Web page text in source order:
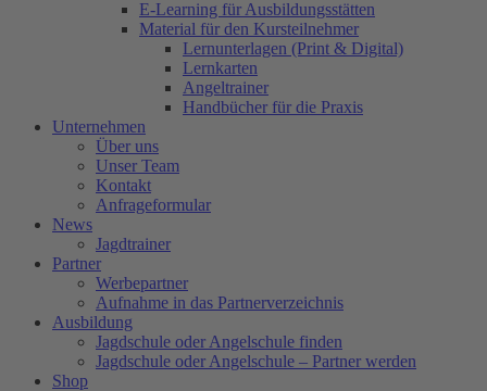
E-Learning für Ausbildungsstätten
Material für den Kursteilnehmer
Lernunterlagen (Print & Digital)
Lernkarten
Angeltrainer
Handbücher für die Praxis
Unternehmen
Über uns
Unser Team
Kontakt
Anfrageformular
News
Jagdtrainer
Partner
Werbepartner
Aufnahme in das Partnerverzeichnis
Ausbildung
Jagdschule oder Angelschule finden
Jagdschule oder Angelschule – Partner werden
Shop